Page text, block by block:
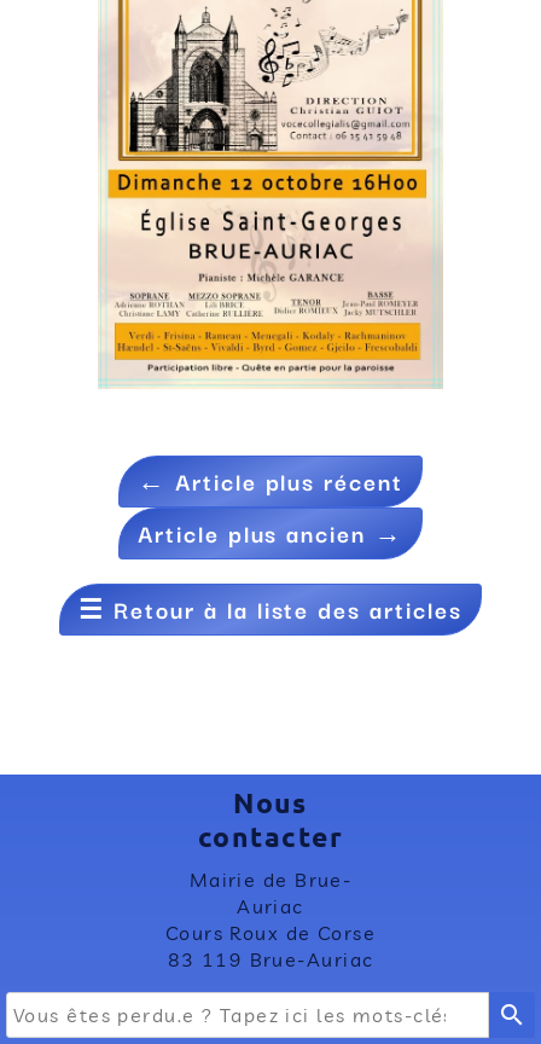
← Article plus récent
Article plus ancien →
☰ Retour à la liste des articles
Nous
contacter
Mairie de Brue-
Auriac
Cours Roux de Corse
83 119 Brue-Auriac
search